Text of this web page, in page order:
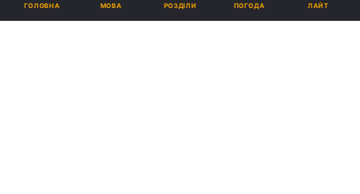
ГОЛОВНА МОВА РОЗДІЛИ ПОГОДА ЛАЙТ